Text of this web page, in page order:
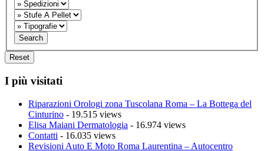
I più visitati
Riparazioni Orologi zona Tuscolana Roma – La Bottega del
Cinturino - 19.515 views
Elisa Maiani Dermatologia - 16.974 views
Contatti - 16.035 views
Revisioni Auto E Moto Roma Laurentina – Autocentro